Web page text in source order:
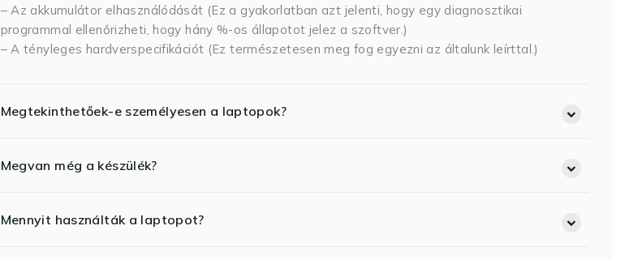
– Az akkumulátor elhasználódását (Ez a gyakorlatban azt jelenti, hogy egy diagnosztikai
programmal ellenőrizheti, hogy hány %-os állapotot jelez a szoftver.)
– A tényleges hardverspecifikációt (Ez természetesen meg fog egyezni az általunk leírttal.)
Megtekinthetőek-e személyesen a laptopok?
Megvan még a készülék?
Mennyit használták a laptopot?